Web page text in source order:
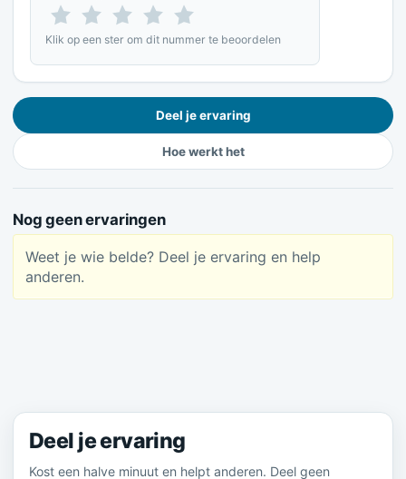
Klik op een ster om dit nummer te beoordelen
Deel je ervaring
Hoe werkt het
Nog geen ervaringen
Weet je wie belde? Deel je ervaring en help
anderen.
Deel je ervaring
Kost een halve minuut en helpt anderen. Deel geen